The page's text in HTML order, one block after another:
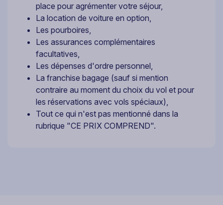
place pour agrémenter votre séjour,
La location de voiture en option,
Les pourboires,
Les assurances complémentaires
facultatives,
Les dépenses d'ordre personnel,
La franchise bagage (sauf si mention
contraire au moment du choix du vol et pour
les réservations avec vols spéciaux),
Tout ce qui n'est pas mentionné dans la
rubrique "CE PRIX COMPREND".